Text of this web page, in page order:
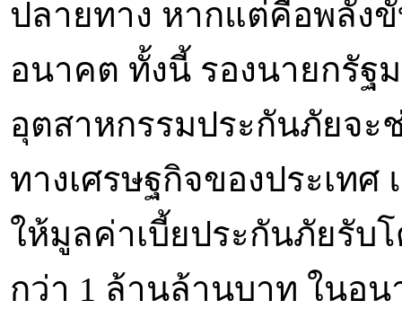
ปลายทาง หากแต่คือพลัง
อนาคต ทั้งนี้ รองนายกรั
อุตสาหกรรมประกันภัยจะ
ทางเศรษฐกิจของประเท
ให้มูลค่าเบี้ยประกันภัยรับ
กว่า 1 ล้านล้านบาท ในอ